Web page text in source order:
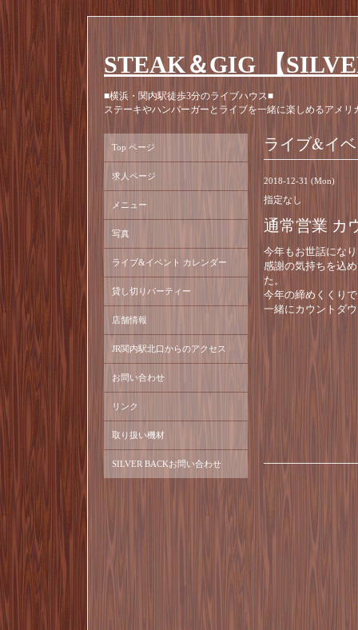
STEAK＆GIG 【
■横浜・関内駅徒歩3分のライブハウス■
ステーキやハンバーガーとライブを一緒に楽しめるアメリ
ライブ&イ
2018-12-31 (Mon)
指定なし
通常営業 カ
今年もお世話にな
感謝の気持ちを込
た。
今年の締めくくり
一緒にカウントダ
Top ページ
求人ページ
メニュー
写真
ライブ&イベント カレンダー
貸し切りパーティー
店舗情報
JR関内駅北口からのアクセス
お問い合わせ
リンク
取り扱い機材
SILVER BACKお問い合わせ